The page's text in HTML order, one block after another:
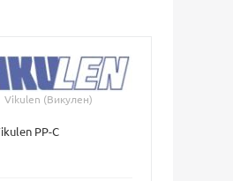
Vikulen (Викулен)
PP-C